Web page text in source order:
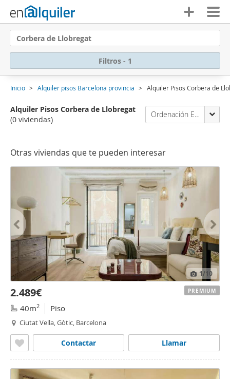
Corbera de Llobregat
Filtros - 1
Inicio Alquiler pisos Barcelona provincia Alquiler Pisos Corbera de
Alquiler Pisos Corbera de Llobregat
(0 viviendas)
Ordenación Enalquiler
Otras viviendas que te pueden interesar
1/10
2.489€
40m2 Piso
Ciutat Vella, Gòtic, Barcelona
Llamar
Contactar
PREMIUM